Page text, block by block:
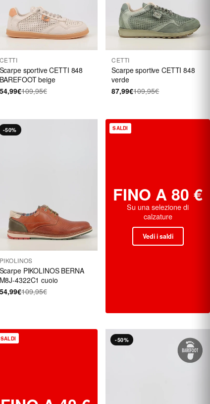
CETTI
Scarpe sportive CETTI 848
BAREFOOT beige
54,99€109,95€
CETTI
Scarpe sportive CETTI 848
verde
87,99€109,95€
-50%
PIKOLINOS
Scarpe PIKOLINOS BERNA
M8J-4322C1 cuoio
54,99€109,95€
SALDI
FINO A 80 €
Su una selezione di
calzature
Vedi i saldi
SALDI -50%